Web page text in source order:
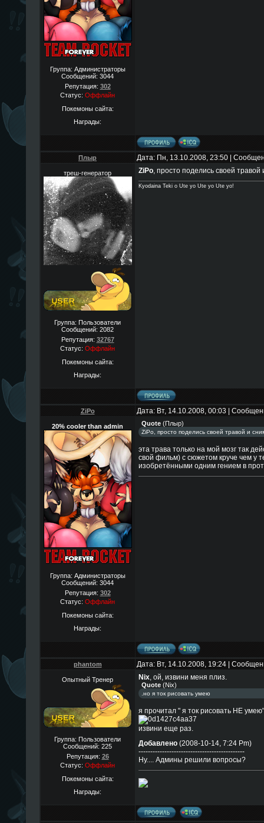
Группа: Администраторы
Сообщений: 3044
Репутация: 302
Статус: Оффлайн
Покемоны сайта:
Награды:
Плыр Дата: Пн, 13.10.2008, 23:50 |
треш-генератор
Группа: Пользователи
Сообщений: 2082
Репутация: 32767
Статус: Оффлайн
Покемоны сайта:
Награды:
ZiPo, просто поделись своей травой
Kyodaina Teki o Ute yo Ute yo Ute yo!
ZiPo Дата: Вт, 14.10.2008, 00:03 |
20% cooler than admin
Группа: Администраторы
Сообщений: 3044
Репутация: 302
Статус: Оффлайн
Покемоны сайта:
Награды:
Quote(Плыр)
ZiPo, просто поделись своей травой и
эта трава только на мой мозг так
свой фильм) с сюжетом круче чем у
изобретёнными одним гением в
phantom Дата: Вт, 14.10.2008, 19:24 |
Опытный Тренер
Группа: Пользователи
Сообщений: 225
Репутация: 26
Статус: Оффлайн
Покемоны сайта:
Награды:
Nix, ой, извини меня плиз.
Quote(Nix)
.но я ток рисовать умею
я прочитал " я ток рисовать НЕ
извини еще раз.
Добавлено(2008-10-14, 7:24 Pm)
---------------------------------------------
Ну.... Админы решили вопросы?